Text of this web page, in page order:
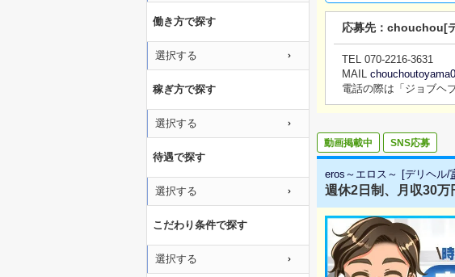
応募先： chouchou[
TEL 070-2216-3631
MAIL
電話の際は「ジョブヘ
動画掲載中 SNS応募
eros～エロス～ [デリヘル/
週休2日制、月収30万
働き方で探す
選択する
稼ぎ方で探す
選択する
待遇で探す
選択する
こだわり条件で探す
選択する